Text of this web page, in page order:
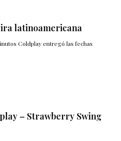
latinoamericana
Coldplay entregó las fechas
– Strawberry Swing